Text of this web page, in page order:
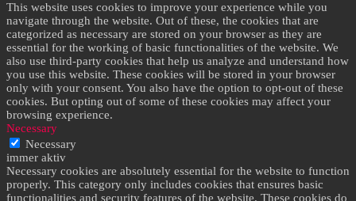
This website uses cookies to improve your experience while you
navigate through the website. Out of these, the cookies that are
categorized as necessary are stored on your browser as they are
essential for the working of basic functionalities of the website. We
also use third-party cookies that help us analyze and understand how
you use this website. These cookies will be stored in your browser
only with your consent. You also have the option to opt-out of these
cookies. But opting out of some of these cookies may affect your
browsing experience.
Necessary
Necessary
immer aktiv
Necessary cookies are absolutely essential for the website to function
properly. This category only includes cookies that ensures basic
functionalities and security features of the website. These cookies do